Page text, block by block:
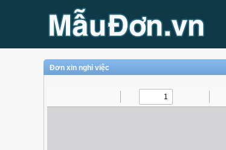
Đơn xin nghỉ việc